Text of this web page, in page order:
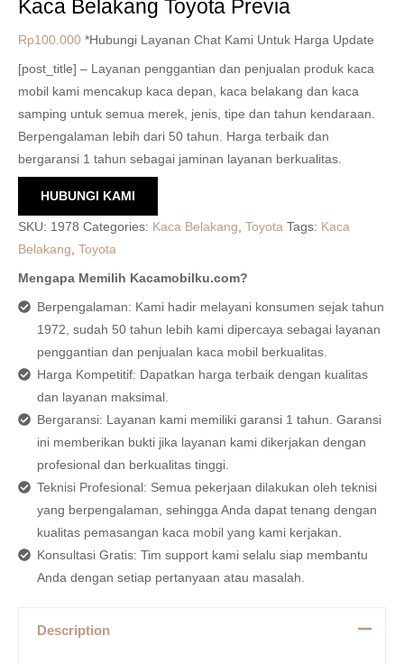
Kaca Belakang Toyota Previa
Rp100.000 *Hubungi Layanan Chat Kami Untuk Harga Update
[post_title] – Layanan penggantian dan penjualan produk kaca
mobil kami mencakup kaca depan, kaca belakang dan kaca
samping untuk semua merek, jenis, tipe dan tahun kendaraan.
Berpengalaman lebih dari 50 tahun. Harga terbaik dan
bergaransi 1 tahun sebagai jaminan layanan berkualitas.
HUBUNGI KAMI
SKU: 1978 Categories: Kaca Belakang, Toyota Tags: Kaca
Belakang, Toyota
Mengapa Memilih Kacamobilku.com?
Berpengalaman: Kami hadir melayani konsumen sejak tahun
1972, sudah 50 tahun lebih kami dipercaya sebagai layanan
penggantian dan penjualan kaca mobil berkualitas.
Harga Kompetitif: Dapatkan harga terbaik dengan kualitas
dan layanan maksimal.
Bergaransi: Layanan kami memiliki garansi 1 tahun. Garansi
ini memberikan bukti jika layanan kami dikerjakan dengan
profesional dan berkualitas tinggi.
Teknisi Profesional: Semua pekerjaan dilakukan oleh teknisi
yang berpengalaman, sehingga Anda dapat tenang dengan
kualitas pemasangan kaca mobil yang kami kerjakan.
Konsultasi Gratis: Tim support kami selalu siap membantu
Anda dengan setiap pertanyaan atau masalah.
Description